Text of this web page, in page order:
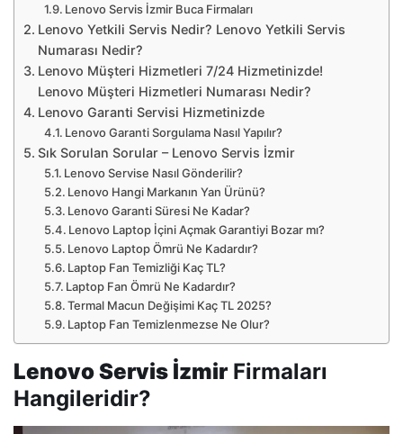
Lenovo Servis İzmir Buca Firmaları
Lenovo Yetkili Servis Nedir? Lenovo Yetkili Servis
Numarası Nedir?
Lenovo Müşteri Hizmetleri 7/24 Hizmetinizde!
Lenovo Müşteri Hizmetleri Numarası Nedir?
Lenovo Garanti Servisi Hizmetinizde
Lenovo Garanti Sorgulama Nasıl Yapılır?
Sık Sorulan Sorular – Lenovo Servis İzmir
Lenovo Servise Nasıl Gönderilir?
Lenovo Hangi Markanın Yan Ürünü?
Lenovo Garanti Süresi Ne Kadar?
Lenovo Laptop İçini Açmak Garantiyi Bozar mı?
Lenovo Laptop Ömrü Ne Kadardır?
Laptop Fan Temizliği Kaç TL?
Laptop Fan Ömrü Ne Kadardır?
Termal Macun Değişimi Kaç TL 2025?
Laptop Fan Temizlenmezse Ne Olur?
Lenovo Servis İzmir Firmaları
Hangileridir?